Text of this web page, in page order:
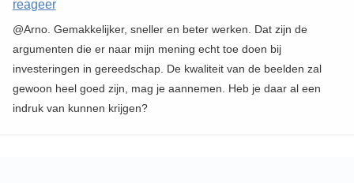
reageer
@Arno. Gemakkelijker, sneller en beter werken. Dat zijn de
argumenten die er naar mijn mening echt toe doen bij
investeringen in gereedschap. De kwaliteit van de beelden zal
gewoon heel goed zijn, mag je aannemen. Heb je daar al een
indruk van kunnen krijgen?